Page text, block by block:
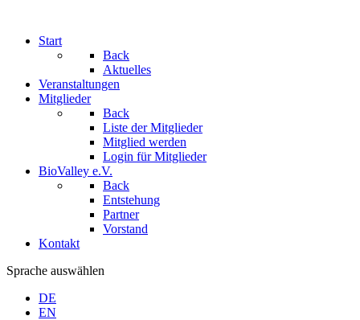
Start
Back
Aktuelles
Veranstaltungen
Mitglieder
Back
Liste der Mitglieder
Mitglied werden
Login für Mitglieder
BioValley e.V.
Back
Entstehung
Partner
Vorstand
Kontakt
Sprache auswählen
DE
EN